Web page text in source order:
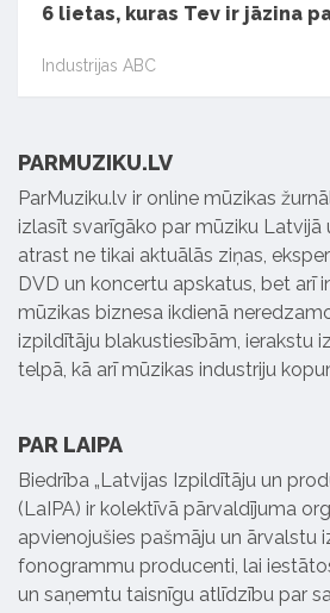
6 lietas, kuras Tev ir jāzina
Industrijas ABC
PARMUZIKU.LV
ParMuziku.lv ir online mūzikas
izlasīt svarīgāko par mūziku Latvijā
atrast ne tikai aktuālās ziņas,
DVD un koncertu apskatus, bet arī
mūzikas biznesa ikdienā
izpildītāju blakustiesībām, ierakstu
telpā, kā arī mūzikas industriju
PAR LAIPA
Biedrība „Latvijas Izpildītāju un
(LaIPA) ir kolektīvā pārvaldījuma
apvienojušies pašmāju un ārvalstu
fonogrammu producenti, lai
un saņemtu taisnīgu atlīdzību par